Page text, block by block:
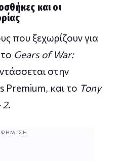
και οι
που ξεχωρίζουν για
Gears of War:
στην
Premium, και το Tony
2.